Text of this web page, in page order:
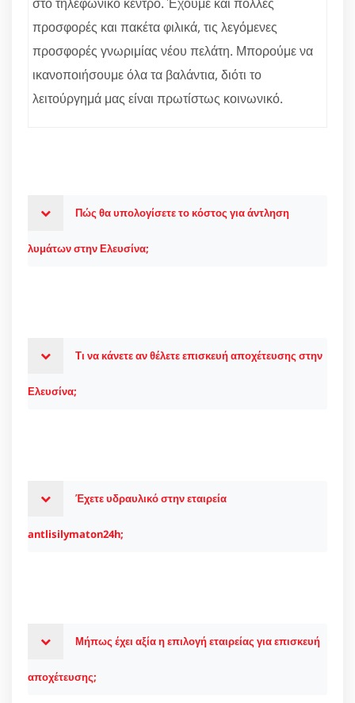
προσφορές και πακέτα φιλικά, τις λεγόμενες
προσφορές γνωριμίας νέου πελάτη. Μπορούμε να
ικανοποιήσουμε όλα τα βαλάντια, διότι το
λειτούργημά μας είναι πρωτίστως κοινωνικό.
Πώς θα υπολογίσετε το κόστος για άντληση
λυμάτων στην Ελευσίνα;
Τι να κάνετε αν θέλετε επισκευή αποχέτευσης στην
Ελευσίνα;
Έχετε υδραυλικό στην εταιρεία
antlisilymaton24h;
Μήπως έχει αξία η επιλογή εταιρείας για επισκευή
αποχέτευσης;